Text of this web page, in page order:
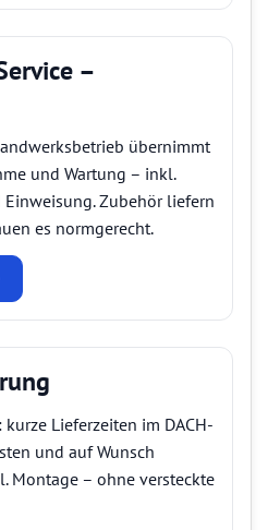
–
übernimmt
und Wartung – inkl.
Zubehör liefern
es normgerecht.
Lieferzeiten im DACH-
und auf Wunsch
Montage – ohne versteckte